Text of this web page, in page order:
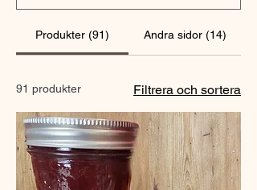
Produkter (91) Andra sidor (14)
91 produkter Filtrera och sortera